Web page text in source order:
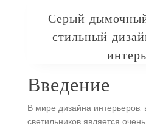
Серый
стильный
Введение
В мире дизайна
светильников является